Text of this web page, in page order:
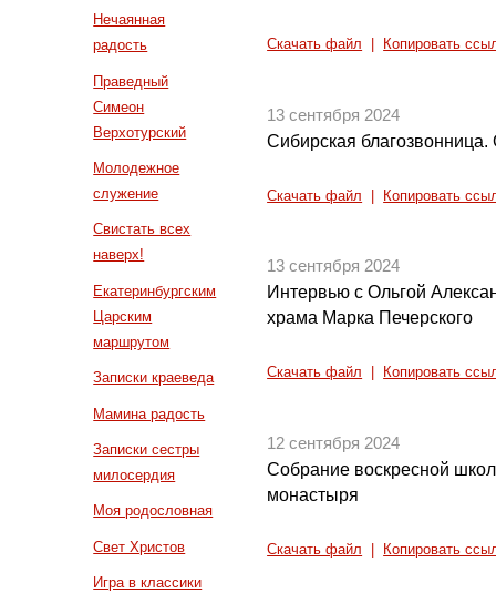
Нечаянная
радость
Праведный
Симеон
Верхотурский
Молодежное
служение
Свистать всех
наверх!
Екатеринбургским
Царским
маршрутом
Записки краеведа
Мамина радость
Записки сестры
милосердия
Моя родословная
Свет Христов
Игра в классики
Скачать файл Копировать
13 сентября 2024
Сибирская благозвонница.
Скачать файл Копировать
13 сентября 2024
Интервью с Ольгой
храма Марка Печерского
Скачать файл Копировать
12 сентября 2024
Собрание воскресной
монастыря
Скачать файл Копировать